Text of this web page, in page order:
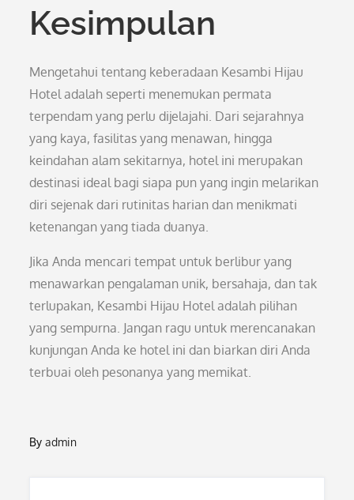
Kesimpulan
Mengetahui tentang keberadaan Kesambi Hijau
Hotel adalah seperti menemukan permata
terpendam yang perlu dijelajahi. Dari sejarahnya
yang kaya, fasilitas yang menawan, hingga
keindahan alam sekitarnya, hotel ini merupakan
destinasi ideal bagi siapa pun yang ingin melarikan
diri sejenak dari rutinitas harian dan menikmati
ketenangan yang tiada duanya.
Jika Anda mencari tempat untuk berlibur yang
menawarkan pengalaman unik, bersahaja, dan tak
terlupakan, Kesambi Hijau Hotel adalah pilihan
yang sempurna. Jangan ragu untuk merencanakan
kunjungan Anda ke hotel ini dan biarkan diri Anda
terbuai oleh pesonanya yang memikat.
Byadmin